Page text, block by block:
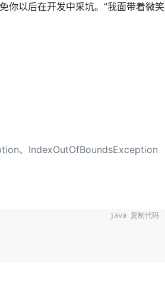
你以后在开发中采坑。”我面带着微笑
、IndexOutOfBoundsException
复制代码